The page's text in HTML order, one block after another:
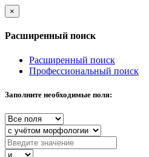
×
Расширенный поиск
Расширенный поиск
Профессиональный поиск
Заполните необходимые поля: